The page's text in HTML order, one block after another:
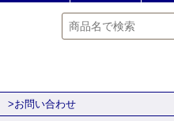
>お問い合わせ